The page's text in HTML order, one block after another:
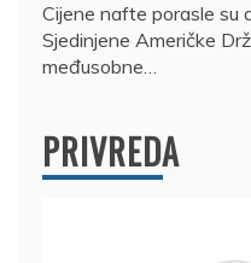
Cijene nafte porasle su
Sjedinjene Američke
međusobne…
PRIVREDA